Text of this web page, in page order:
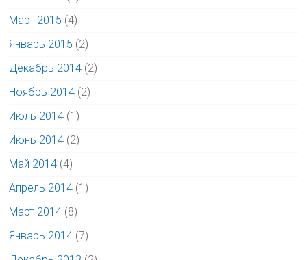
Март 2015 (4)
Январь 2015 (2)
Декабрь 2014 (2)
Ноябрь 2014 (2)
Июль 2014 (1)
Июнь 2014 (2)
Май 2014 (4)
Апрель 2014 (1)
Март 2014 (8)
Январь 2014 (7)